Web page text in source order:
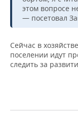
этом вопросе
— посетовал
Сейчас в
поселении идут
следить за